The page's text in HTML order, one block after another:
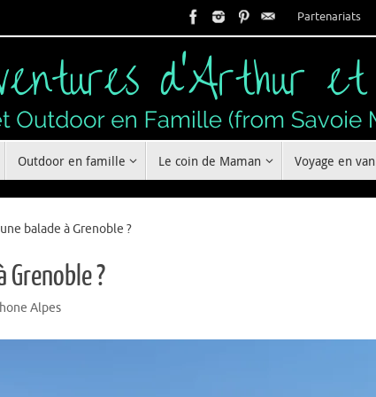
Partenariats
Outdoor en famille Le coin de Maman Voyage en van
balade à Grenoble ?
Grenoble ?
Alpes